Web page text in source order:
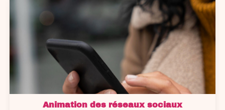
Animation des réseaux sociaux